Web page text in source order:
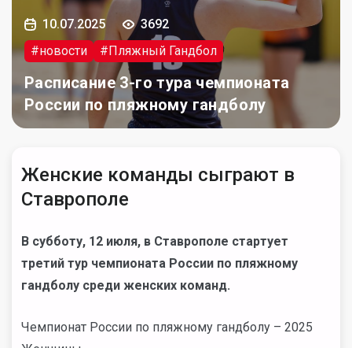
10.07.2025
3692
#новости
#Пляжный Гандбол
Расписание 3-го тура чемпионата
России по пляжному гандболу
Женские команды сыграют в
Ставрополе
В субботу, 12 июля, в Ставрополе стартует
третий тур чемпионата России по пляжному
гандболу среди женских команд.
Чемпионат России по пляжному гандболу – 2025